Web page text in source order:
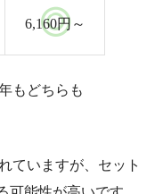
6,160円～
もどちらも
ていますが、セット